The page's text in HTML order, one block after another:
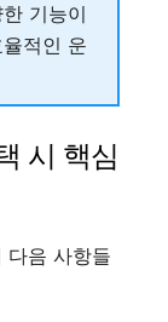
기능이
적인 운
시 핵심
다음 사항들